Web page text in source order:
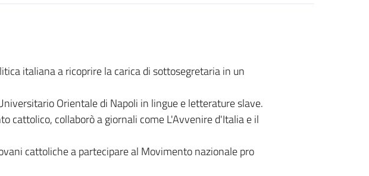
italiana a ricoprire la carica di sottosegretaria in un
Orientale di Napoli in lingue e letterature slave.
cattolico, collaborò a giornali come L'Avvenire d'Italia e il
cattoliche a partecipare al Movimento nazionale pro